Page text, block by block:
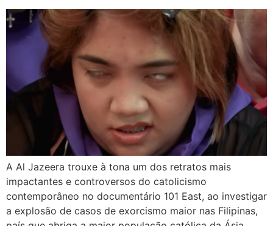
A Al Jazeera trouxe à tona um dos retratos mais
impactantes e controversos do catolicismo
contemporâneo no documentário 101 East, ao investigar
a explosão de casos de exorcismo maior nas Filipinas,